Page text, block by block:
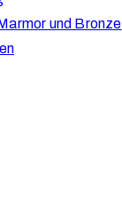
und Bronze